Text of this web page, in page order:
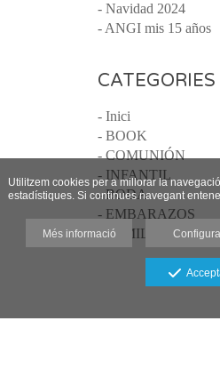
- Navidad 2024
- ANGI mis 15 años
CATEGORIES
- Inici
- BOOK
- COMUNIÓN
- INFANTIL
- BODA
- EMBARAZOS
- FAMILIAS
Utilitzem cookies per a millorar la
estadístiques. Si continues navegant
Més informació